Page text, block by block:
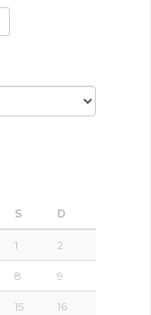
S D
1 2
8 9
15 16